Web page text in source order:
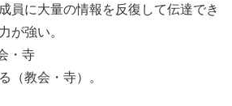
員に大量の情報を反復して伝達でき
が強い。
・寺
（教会・寺）。